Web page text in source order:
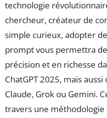
technologie
chercheur, créateur de
simple curieux, adopter
prompt vous permettra
précision et en richesse
ChatGPT 2025, mais
Claude, Grok ou Gemini.
travers une